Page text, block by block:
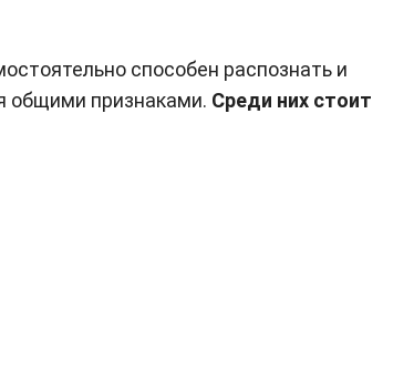
способен распознать и
общими признаками. Среди них стоит